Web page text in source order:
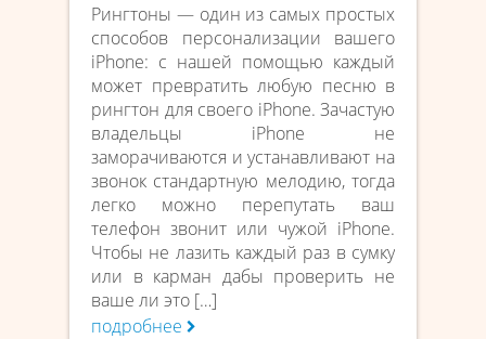
Рингтоны — один из самых простых
способов персонализации вашего
iPhone: с нашей помощью каждый
может превратить любую песню в
рингтон для своего iPhone. Зачастую
владельцы iPhone не
заморачиваются и устанавливают на
звонок стандартную мелодию, тогда
легко можно перепутать ваш
телефон звонит или чужой iPhone.
Чтобы не лазить каждый раз в сумку
или в карман дабы проверить не
ваше ли это […]
подробнее